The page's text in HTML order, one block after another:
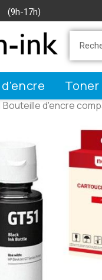
(9h-17h)
Toner
Bouteille d'encre